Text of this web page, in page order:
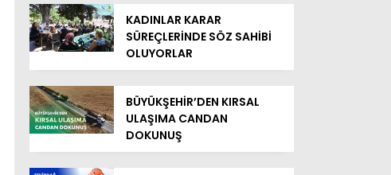
KADINLAR KARAR
SÜREÇLERİNDE SÖZ SAHİBİ
OLUYORLAR
BÜYÜKŞEHİR’DEN KIRSAL
ULAŞIMA CANDAN
DOKUNUŞ